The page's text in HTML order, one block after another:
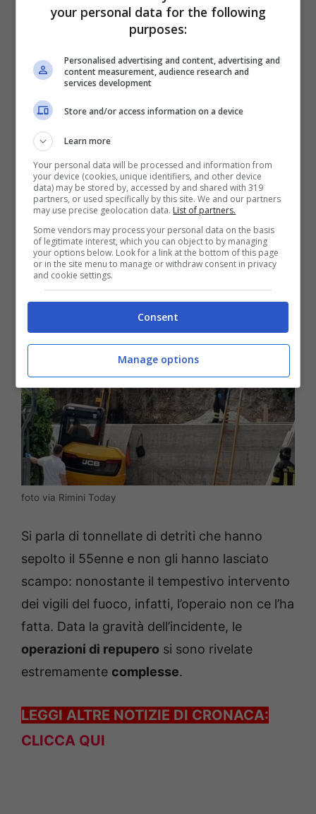
Secondo quanto viene riportato
locali , l’allarme dell’accadaduto è stato
lanciato dai colleghi dell’uomo intorno alle ore
11:45
fatta dai carabinieri di Cattolica, intervenuti
sul luogo dell’incidente, pare che la terra
sottostante il muro di cemento armato sia
franata all’improvviso, provocando un crollo
di detriti che ha purtroppo travolto l’operaio.
foto via Rimini Today
Si parla di tonnellate di detriti che hanno
sepolto il 55enne e non gli hanno lasciato
scampo: nonostante il tempestivo intervento
dei vigili del fuoco, infatti, l’operaio non ce l’ha
fatta. Data la gravità dell’incidente, le
operazioni di repupero si sono rivelate
estremamente complesse.
LEGGI ALTRE NOTIZIE DI CRONACA:
CLICCA QUI
your personal data for the following
purposes:
Personalised advertising and content, advertising and
content measurement, audience research and
services development
Store and/or access information on a device
Learn more
Your personal data will be processed and information from
your device (cookies, unique identifiers, and other device
data) may be stored by, accessed by and shared with 319
partners, or used specifically by this site. We and our partners
may use precise geolocation data. List of partners.
Some vendors may process your personal data on the basis
of legitimate interest, which you can object to by managing
your options below. Look for a link at the bottom of this page
or in the site menu to manage or withdraw consent in privacy
and cookie settings.
Consent
Manage options